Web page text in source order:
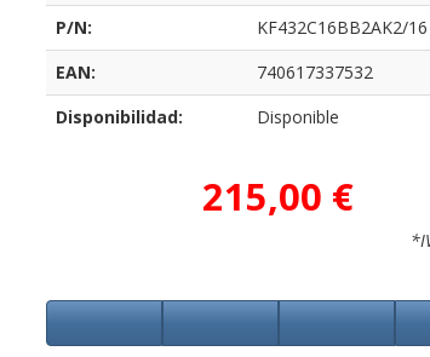
P/N:
KF432C16BB2AK2/16
EAN:
740617337532
Disponibilidad:
Disponible
215,00 €